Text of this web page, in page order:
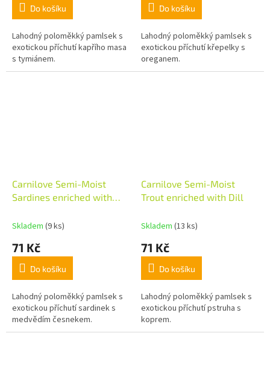
Do košíku
Lahodný poloměkký pamlsek s
exotickou příchutí kapřího masa
s tymiánem.
Do košíku
Lahodný poloměkký pamlsek s
exotickou příchutí křepelky s
oreganem.
Carnilove Semi-Moist
Sardines enriched with
Skladem (9 ks)
71 Kč
Do košíku
Lahodný poloměkký pamlsek s
exotickou příchutí sardinek s
medvědím česnekem.
Carnilove Semi-Moist
Trout enriched with Dill
Skladem (13 ks)
71 Kč
Do košíku
Lahodný poloměkký pamlsek s
exotickou příchutí pstruha s
koprem.